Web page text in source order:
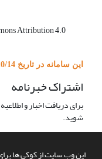
این وب سایت از کوکی ها
Attribution 4.0
این سامانه در تاریخ 1404/10/14 به روزرسانی شد.
اشتراک خبرنامه
برای دریافت اخبار و
شوید.